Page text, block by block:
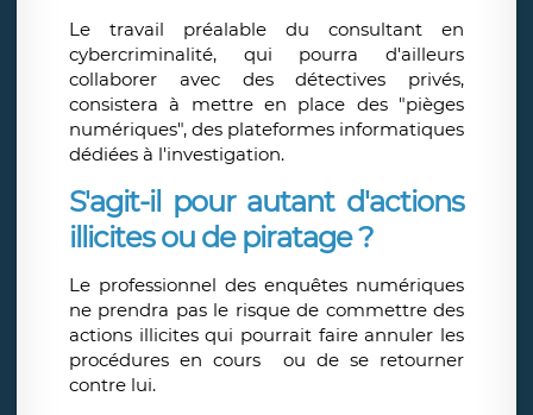
Le travail préalable du consultant en
cybercriminalité, qui pourra d'ailleurs
collaborer avec des détectives privés,
consistera à mettre en place des "pièges
numériques", des plateformes informatiques
dédiées à l'investigation.
S'agit-il pour autant d'actions
illicites ou de piratage ?
Le professionnel des enquêtes numériques
ne prendra pas le risque de commettre des
actions illicites qui pourrait faire annuler les
procédures en cours ou de se retourner
contre lui.